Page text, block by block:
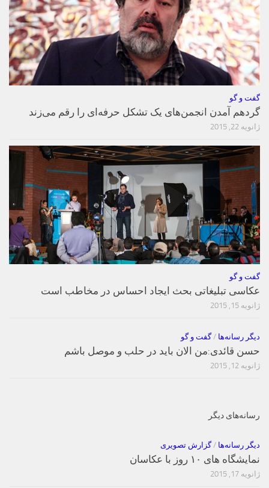
گفت و گو
گردهم آمدن انجمن‌های یک تشکل حرفه‌ای را رقم می‌زند
ژانویه 22, 2015
گفت و گو
عکاسی تبلیغاتی بحث ایجاد احساس در مخاطب است
ژانویه 15, 2015
دیگر رسانه‌ها /گفت و گو
حسن قائدی:من الان باید در حلب و موصل باشم
ژانویه 12, 2015
رسانه‌های دیگر
دیگر رسانه‌ها /گزارش تصویری
نمایشگاه های ۱۰ روز با عکاسان
ژانویه 17, 2015